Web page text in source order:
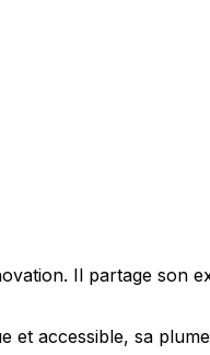
Il partage son
accessible, sa